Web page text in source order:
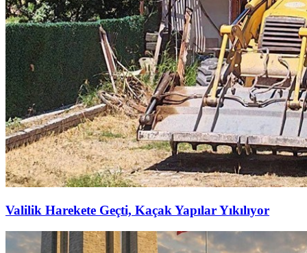
Valilik Harekete Geçti, Kaçak Yapılar Yıkılıyor